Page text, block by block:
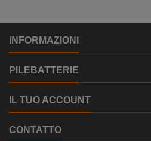
INFORMAZIONI
PILEBATTERIE
IL TUO ACCOUNT
CONTATTO